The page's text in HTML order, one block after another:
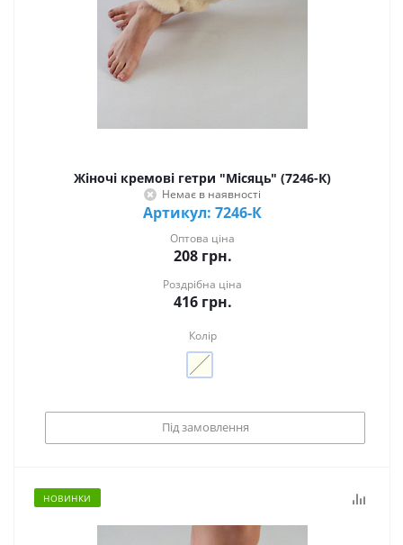
Жіночі кремові гетри "Місяць" (7246-К)
Немає в наявності
Артикул: 7246-К
Оптова ціна
208грн.
Роздрібна ціна
416грн.
Колір
Під замовлення
НОВИНКИ